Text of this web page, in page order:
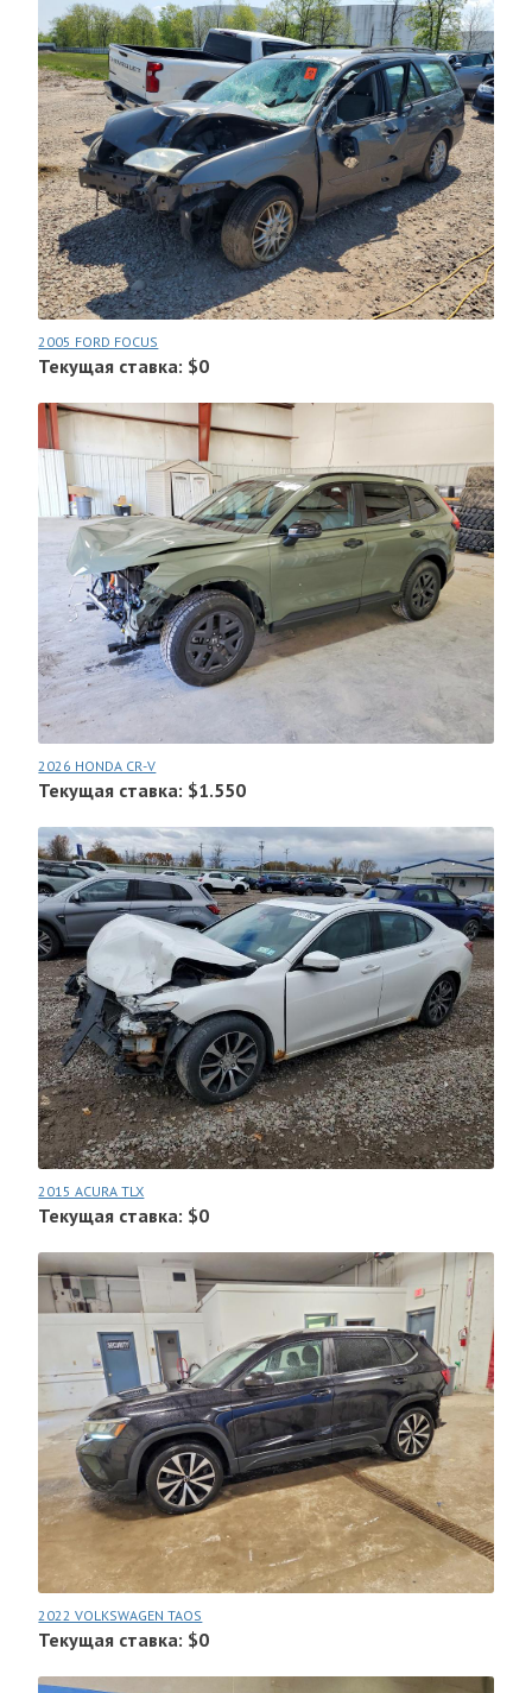
2005 FORD FOCUS
Текущая ставка: $0
2026 HONDA CR-V
Текущая ставка: $1.550
2015 ACURA TLX
Текущая ставка: $0
2022 VOLKSWAGEN TAOS
Текущая ставка: $0